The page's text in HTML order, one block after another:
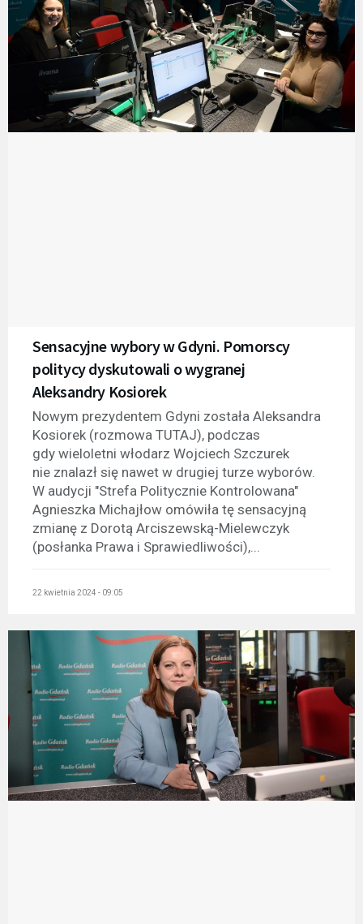
Sensacyjne wybory w Gdyni. Pomorscy
politycy dyskutowali o wygranej
Aleksandry Kosiorek
Nowym prezydentem Gdyni została Aleksandra
Kosiorek (rozmowa TUTAJ), podczas
gdy wieloletni włodarz Wojciech Szczurek
nie znalazł się nawet w drugiej turze wyborów.
W audycji "Strefa Politycznie Kontrolowana"
Agnieszka Michajłow omówiła tę sensacyjną
zmianę z Dorotą Arciszewską-Mielewczyk
(posłanka Prawa i Sprawiedliwości),...
22 kwietnia 2024 - 09:05